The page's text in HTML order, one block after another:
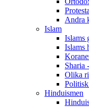
Andra
Islam
Islams
Islams
Sharia
Olika
Hinduismen